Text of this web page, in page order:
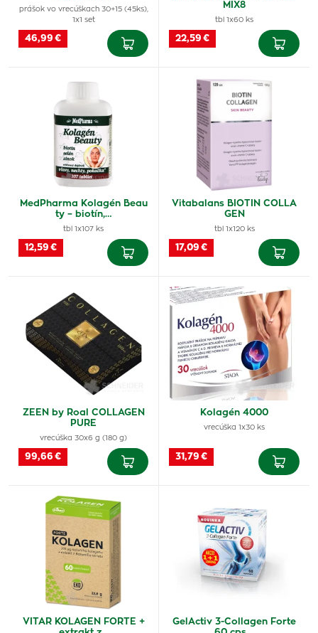
prášok vo vrecúškach 30+15 (45ks),
1x1 set
46,99 €
MIX8
tbl 1x60 ks
22,59 €
MedPharma Kolagén Beau
ty – biotín,…
tbl 1x107 ks
12,59 €
Vitabalans BIOTIN COLLA
GEN
tbl 1x120 ks
17,09 €
ZEEN by Roal COLLAGEN
PURE
vrecúška 30x6 g (180 g)
99,66 €
Kolagén 4000
vrecúška 1x30 ks
31,79 €
VITAR KOLAGEN FORTE +
GelActiv 3-Collagen Forte